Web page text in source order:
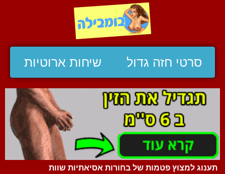
סרטי חזה גדול שיחות ארוטיות
תענוג למצוץ פטמות של בחורות אסיאתיות שוות